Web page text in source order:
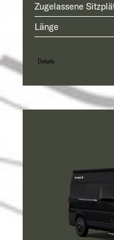
Zugelassene
Länge
Details